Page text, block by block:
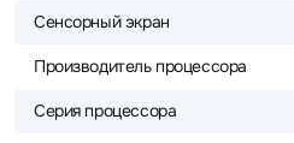
Сенсорный экран
Производитель процессора
Серия процессора